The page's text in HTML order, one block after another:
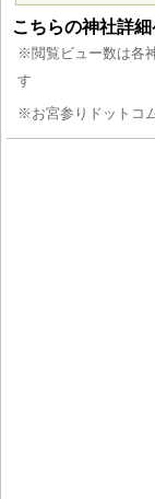
こちらの神社詳
※閲覧ビュー数は各
す
※お宮参りドットコ